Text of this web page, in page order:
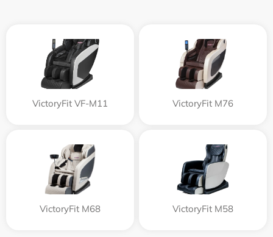
VictoryFit VF-M11 VictoryFit M76
VictoryFit M68 VictoryFit M58